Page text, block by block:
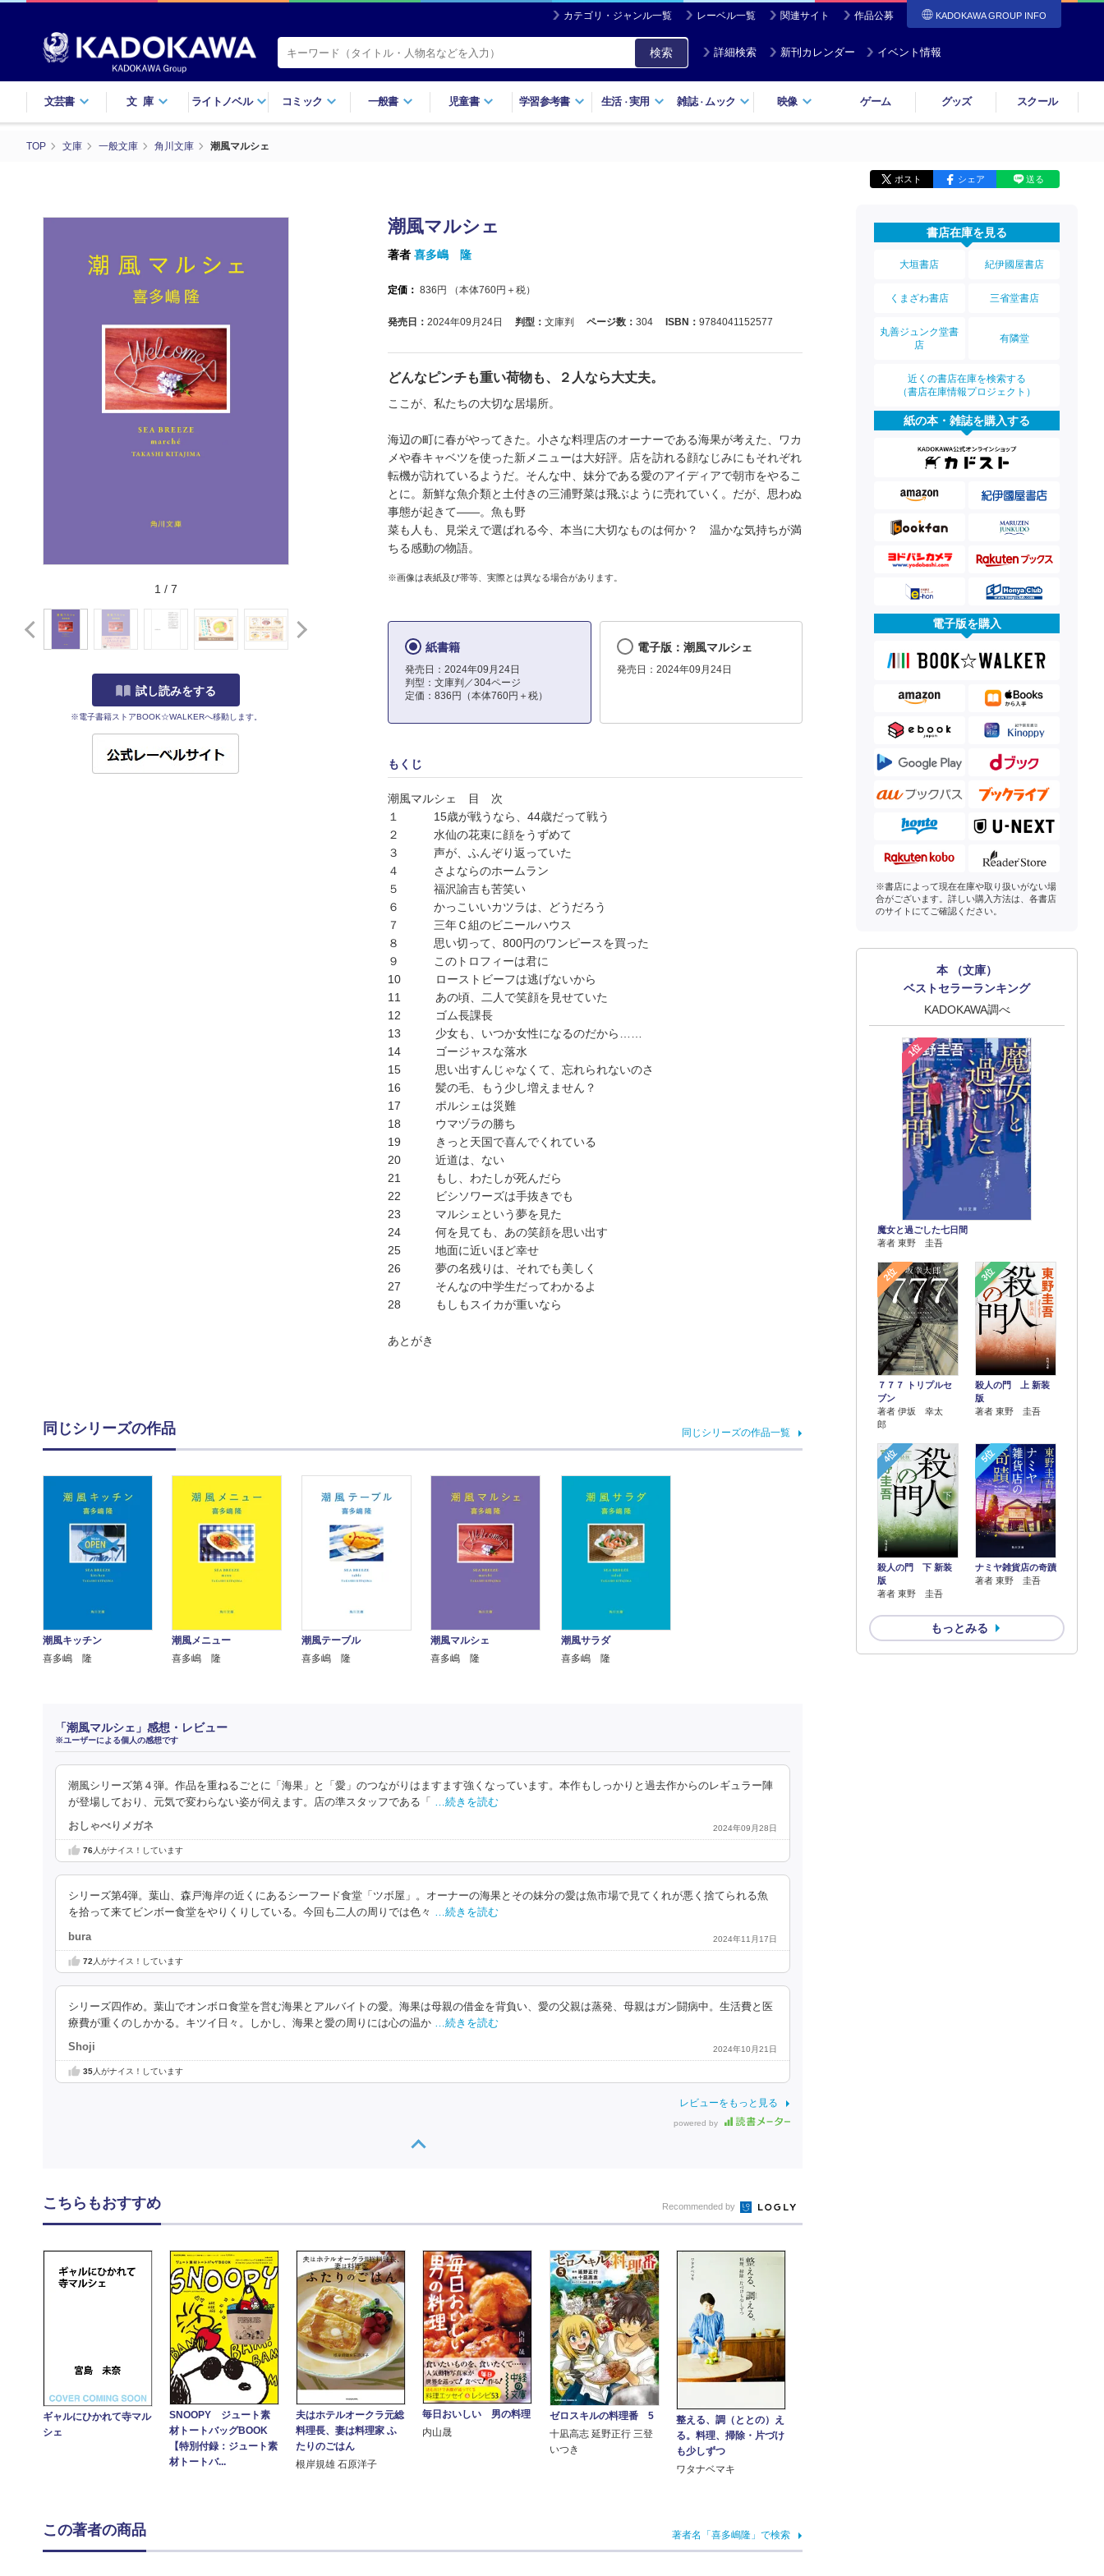
カテゴリ・ジャンル一覧 レーベル一覧 関連サイト 作品公募 KADOKAWA GROUP INFO
検索 詳細検索 新刊カレンダー イベント情報
文芸書 文庫 ライトノベル コミック 一般書 児童書 学習参考書 生活・実用 雑誌・ ムック 映像 ゲーム グッズ スクール
TOP 文庫 一般文庫 角川文庫 潮風マルシェ
ポスト シェア 送る
1 / 7
試し読みをする
※電子書籍ストアBOOK☆WALKERへ移動します。
潮風マルシェ
著者 喜多嶋 隆
定価： 836 円 （本体760円＋税）
発売日： 2024年09月24日 判型： 文庫判 ページ数： 304 ISBN： 9784041152577
どんなピンチも重い荷物も、２人なら大丈夫。
ここが、私たちの大切な居場所。
海辺の町に春がやってきた。小さな料理店のオーナーである海果が考えた、ワカ
メや春キャベツを使った新メニューは大好評。店を訪れる顔なじみにもそれぞれ
転機が訪れているようだ。そんな中、妹分である愛のアイディアで朝市をやるこ
とに。新鮮な魚介類と土付きの三浦野菜は飛ぶように売れていく。だが、思わぬ
事態が起きて――。魚も野
菜も人も、見栄えで選ばれる今、本当に大切なものは何か？ 温かな気持ちが満
ちる感動の物語。
※画像は表紙及び帯等、実際とは異なる場合があります。
紙書籍
発売日：2024年09月24日
判型：文庫判／304ページ
定価：836円（本体760円＋税）
電子版：潮風マルシェ
発売日：2024年09月24日
もくじ
潮風マルシェ 目 次
１ 15歳が戦うなら、44歳だって戦う
２ 水仙の花束に顔をうずめて
３ 声が、ふんぞり返っていた
４ さよならのホームラン
５ 福沢諭吉も苦笑い
６ かっこいいカツラは、どうだろう
７ 三年Ｃ組のビニールハウス
８ 思い切って、800円のワンピースを買った
９ このトロフィーは君に
10 ローストビーフは逃げないから
11 あの頃、二人で笑顔を見せていた
12 ゴム長課長
13 少女も、いつか女性になるのだから……
14 ゴージャスな落水
15 思い出すんじゃなくて、忘れられないのさ
16 髪の毛、もう少し増えません？
17 ポルシェは災難
18 ウマヅラの勝ち
19 きっと天国で喜んでくれている
20 近道は、ない
21 もし、わたしが死んだら
22 ビシソワーズは手抜きでも
23 マルシェという夢を見た
24 何を見ても、あの笑顔を思い出す
25 地面に近いほど幸せ
26 夢の名残りは、それでも美しく
27 そんなの中学生だってわかるよ
28 もしもスイカが重いなら
あとがき
同じシリーズの作品 同じシリーズの作品一覧
潮風キッチン
喜多嶋 隆
潮風メニュー
喜多嶋 隆
潮風テーブル
喜多嶋 隆
潮風マルシェ
喜多嶋 隆
潮風サラダ
喜多嶋 隆
「潮風マルシェ」感想・レビュー
※ユーザーによる個人の感想です
潮風シリーズ第４弾。作品を重ねるごとに「海果」と「愛」のつながりはますます強くなっています。本作もしっかりと過去作からのレギュラー陣
が登場しており、元気で変わらない姿が伺えます。店の準スタッフである「
…続きを読む
おしゃべりメガネ 2024年09月28日
76人がナイス！しています
シリーズ第4弾。葉山、森戸海岸の近くにあるシーフード食堂「ツボ屋」。オーナーの海果とその妹分の愛は魚市場で見てくれが悪く捨てられる魚
を拾って来てビンボー食堂をやりくりしている。今回も二人の周りでは色々 …続きを読む
bura 2024年11月17日
72 人がナイス！しています
シリーズ四作め。葉山でオンボロ食堂を営む海果とアルバイトの愛。海果は母親の借金を背負い、愛の父親は蒸発、母親はガン闘病中。生活費と医
療費が重くのしかかる。キツイ日々。しかし、海果と愛の周りには心の温か …続きを読む
Shoji 2024年10月21日
35人がナイス！しています
レビューをもっと見る
powered by
書店在庫を見る
大垣書店 紀伊國屋書店
くまざわ書店 三省堂書店
丸善ジュンク堂書
店
有隣堂
近くの書店在庫を検索する
（書店在庫情報プロジェクト）
紙の本・雑誌を購入する
電子版を購入
※書店によって現在在庫や取り扱いがない場
合がございます。詳しい購入方法は、各書店
のサイトにてご確認ください。
本 （文庫）
ベストセラーランキング
KADOKAWA調べ
1位
魔女と過ごした七日間
著者 東野 圭吾
2位
７７７ トリプルセ
ブン
著者 伊坂 幸太
郎
3位
殺人の門 上 新装
版
著者 東野 圭吾
4位
殺人の門 下 新装
版
著者 東野 圭吾
5位
ナミヤ雑貨店の奇蹟
著者 東野 圭吾
もっとみる
こちらもおすすめ Recommended by
ギャルにひかれて寺マル
シェ
SNOOPY ジュート素
材トートバッグBOOK
【特別付録：ジュート素
材トートバ...
夫はホテルオークラ元総
料理長、妻は料理家 ふ
たりのごはん
根岸規雄 石原洋子
毎日おいしい 男の料理
内山晟
ゼロスキルの料理番 5
十凪高志 延野正行 三登
いつき
整える、調（ととの）え
る。料理、掃除・片づけ
も少しずつ
ワタナベマキ
この著者の商品 著者名「喜多嶋隆」で検索